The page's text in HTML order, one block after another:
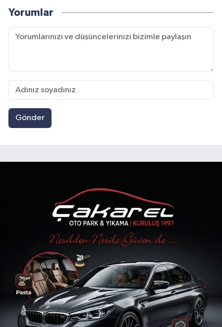
Yorumlar
Gönder